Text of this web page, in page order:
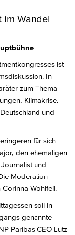
im Wandel
ist
In
zum Thema
Klimakrise,
und
für sich
den ehemaligen
und
Moderation
Wohlfeil.
soll in
genannte
Paribas CEO Lutz